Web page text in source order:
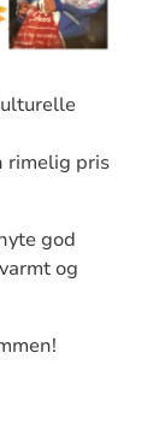
rimelig pris
god
og